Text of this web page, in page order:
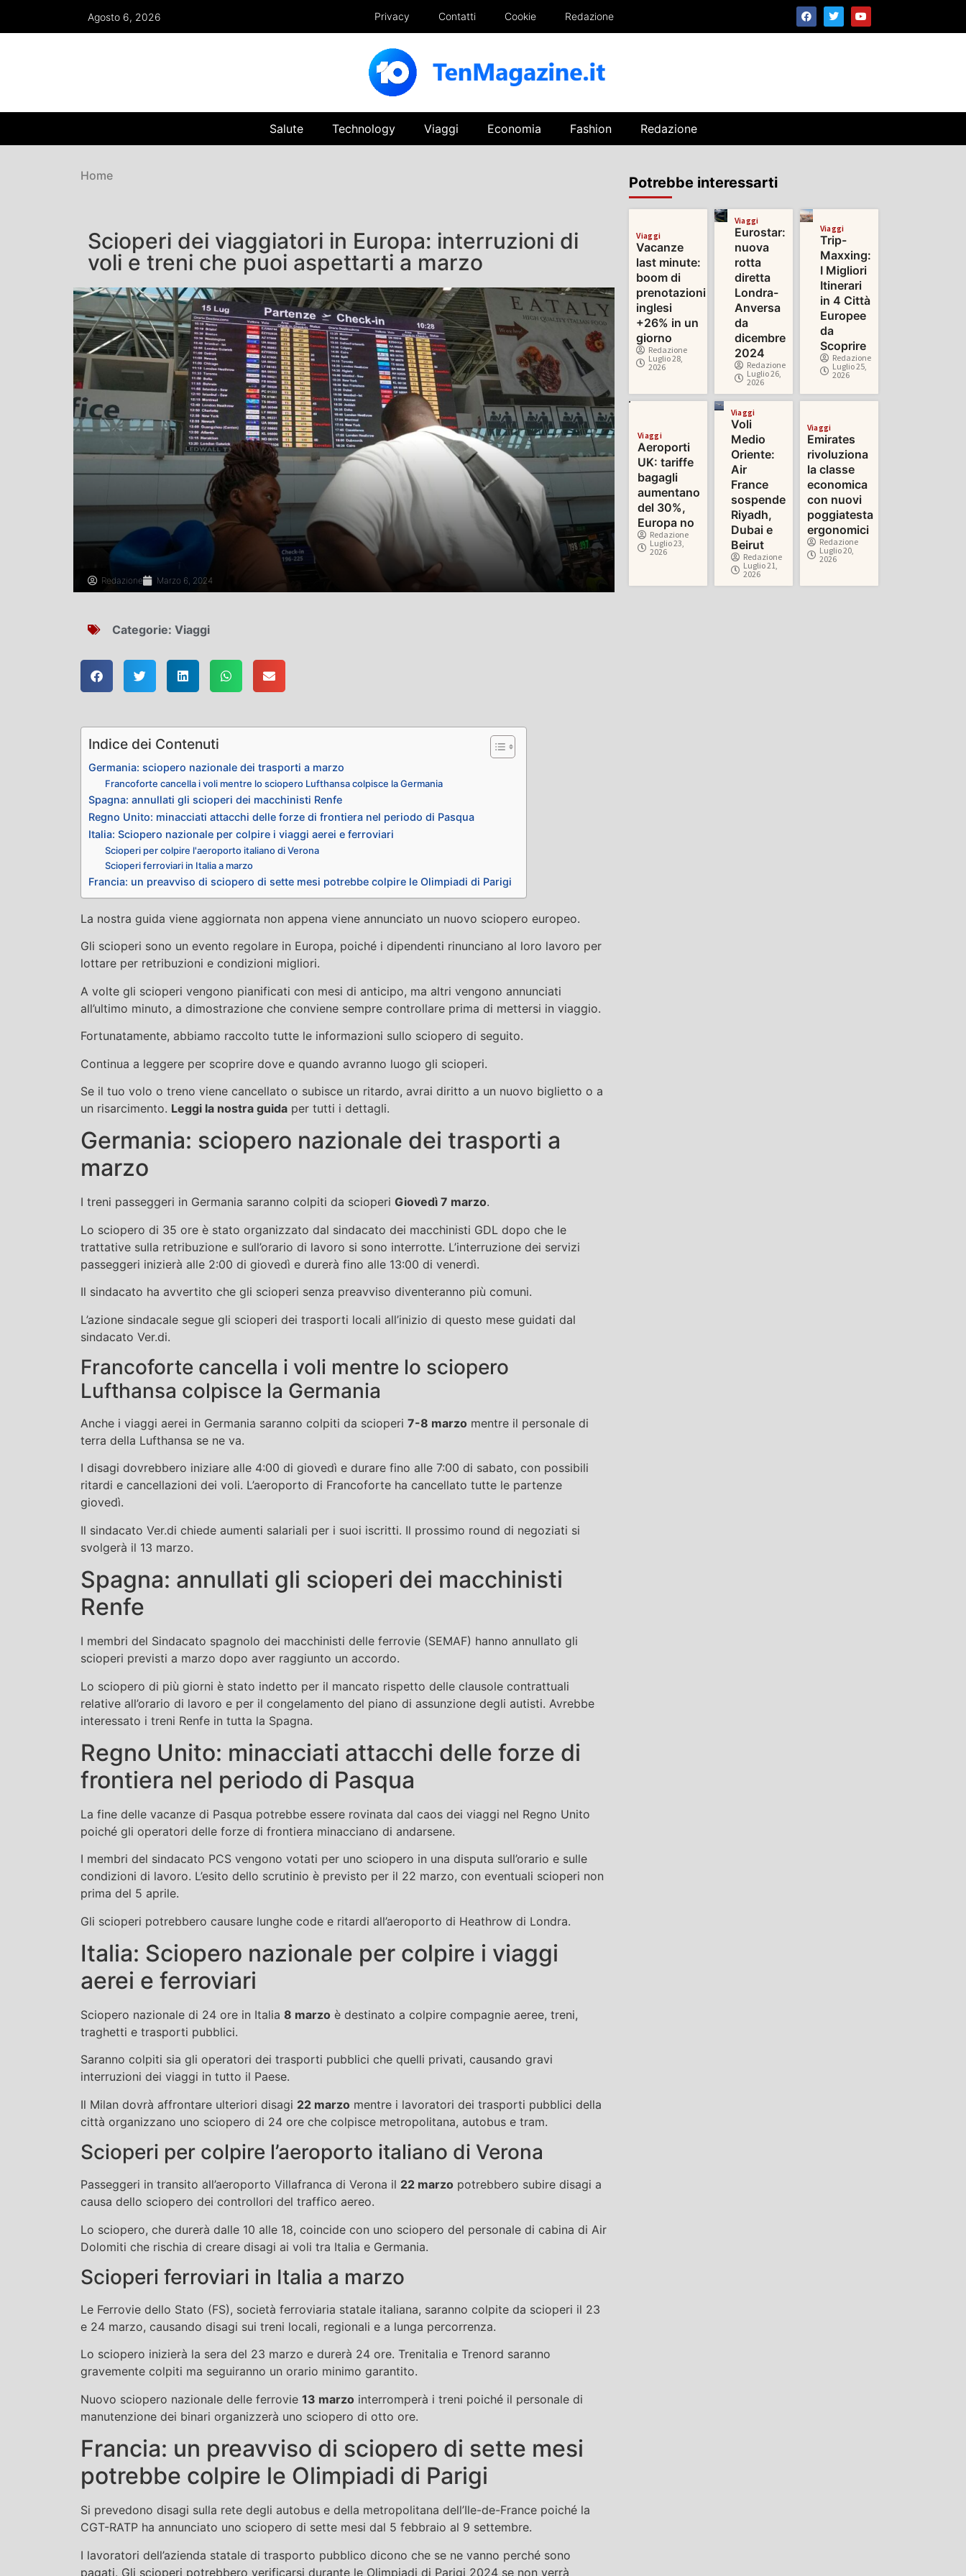
Agosto 6, 2026 Privacy Contatti Cookie Redazione
Salute Technology Viaggi Economia Fashion Redazione
Home
Scioperi dei viaggiatori in Europa: interruzioni di
voli e treni che puoi aspettarti a marzo
Redazione Marzo 6, 2024
Categorie: Viaggi
Indice dei Contenuti
Germania: sciopero nazionale dei trasporti a marzo
Francoforte cancella i voli mentre lo sciopero Lufthansa colpisce la Germania
Spagna: annullati gli scioperi dei macchinisti Renfe
Regno Unito: minacciati attacchi delle forze di frontiera nel periodo di Pasqua
Italia: Sciopero nazionale per colpire i viaggi aerei e ferroviari
Scioperi per colpire l'aeroporto italiano di Verona
Scioperi ferroviari in Italia a marzo
Francia: un preavviso di sciopero di sette mesi potrebbe colpire le Olimpiadi di Parigi
La nostra guida viene aggiornata non appena viene annunciato un nuovo sciopero europeo.
Gli scioperi sono un evento regolare in Europa, poiché i dipendenti rinunciano al loro lavoro per
lottare per retribuzioni e condizioni migliori.
A volte gli scioperi vengono pianificati con mesi di anticipo, ma altri vengono annunciati
all’ultimo minuto, a dimostrazione che conviene sempre controllare prima di mettersi in viaggio.
Fortunatamente, abbiamo raccolto tutte le informazioni sullo sciopero di seguito.
Continua a leggere per scoprire dove e quando avranno luogo gli scioperi.
Se il tuo volo o treno viene cancellato o subisce un ritardo, avrai diritto a un nuovo biglietto o a
un risarcimento. Leggi la nostra guida per tutti i dettagli.
Germania: sciopero nazionale dei trasporti a
marzo
I treni passeggeri in Germania saranno colpiti da scioperi Giovedì 7 marzo.
Lo sciopero di 35 ore è stato organizzato dal sindacato dei macchinisti GDL dopo che le
trattative sulla retribuzione e sull’orario di lavoro si sono interrotte. L’interruzione dei servizi
passeggeri inizierà alle 2:00 di giovedì e durerà fino alle 13:00 di venerdì.
Il sindacato ha avvertito che gli scioperi senza preavviso diventeranno più comuni.
L’azione sindacale segue gli scioperi dei trasporti locali all’inizio di questo mese guidati dal
sindacato Ver.di.
Francoforte cancella i voli mentre lo sciopero
Lufthansa colpisce la Germania
Anche i viaggi aerei in Germania saranno colpiti da scioperi 7-8 marzo mentre il personale di
terra della Lufthansa se ne va.
I disagi dovrebbero iniziare alle 4:00 di giovedì e durare fino alle 7:00 di sabato, con possibili
ritardi e cancellazioni dei voli. L’aeroporto di Francoforte ha cancellato tutte le partenze
giovedì.
Il sindacato Ver.di chiede aumenti salariali per i suoi iscritti. Il prossimo round di negoziati si
svolgerà il 13 marzo.
Spagna: annullati gli scioperi dei macchinisti
Renfe
I membri del Sindacato spagnolo dei macchinisti delle ferrovie (SEMAF) hanno annullato gli
scioperi previsti a marzo dopo aver raggiunto un accordo.
Lo sciopero di più giorni è stato indetto per il mancato rispetto delle clausole contrattuali
relative all’orario di lavoro e per il congelamento del piano di assunzione degli autisti. Avrebbe
interessato i treni Renfe in tutta la Spagna.
Regno Unito: minacciati attacchi delle forze di
frontiera nel periodo di Pasqua
La fine delle vacanze di Pasqua potrebbe essere rovinata dal caos dei viaggi nel Regno Unito
poiché gli operatori delle forze di frontiera minacciano di andarsene.
I membri del sindacato PCS vengono votati per uno sciopero in una disputa sull’orario e sulle
condizioni di lavoro. L’esito dello scrutinio è previsto per il 22 marzo, con eventuali scioperi non
prima del 5 aprile.
Gli scioperi potrebbero causare lunghe code e ritardi all’aeroporto di Heathrow di Londra.
Italia: Sciopero nazionale per colpire i viaggi
aerei e ferroviari
Sciopero nazionale di 24 ore in Italia 8 marzo è destinato a colpire compagnie aeree, treni,
traghetti e trasporti pubblici.
Saranno colpiti sia gli operatori dei trasporti pubblici che quelli privati, causando gravi
interruzioni dei viaggi in tutto il Paese.
Il Milan dovrà affrontare ulteriori disagi 22 marzo mentre i lavoratori dei trasporti pubblici della
città organizzano uno sciopero di 24 ore che colpisce metropolitana, autobus e tram.
Scioperi per colpire l’aeroporto italiano di Verona
Passeggeri in transito all’aeroporto Villafranca di Verona il 22 marzo potrebbero subire disagi a
causa dello sciopero dei controllori del traffico aereo.
Lo sciopero, che durerà dalle 10 alle 18, coincide con uno sciopero del personale di cabina di Air
Dolomiti che rischia di creare disagi ai voli tra Italia e Germania.
Scioperi ferroviari in Italia a marzo
Le Ferrovie dello Stato (FS), società ferroviaria statale italiana, saranno colpite da scioperi il 23
e 24 marzo, causando disagi sui treni locali, regionali e a lunga percorrenza.
Lo sciopero inizierà la sera del 23 marzo e durerà 24 ore. Trenitalia e Trenord saranno
gravemente colpiti ma seguiranno un orario minimo garantito.
Nuovo sciopero nazionale delle ferrovie 13 marzo interromperà i treni poiché il personale di
manutenzione dei binari organizzerà uno sciopero di otto ore.
Francia: un preavviso di sciopero di sette mesi
potrebbe colpire le Olimpiadi di Parigi
Si prevedono disagi sulla rete degli autobus e della metropolitana dell’Ile-de-France poiché la
CGT-RATP ha annunciato uno sciopero di sette mesi dal 5 febbraio al 9 settembre.
I lavoratori dell’azienda statale di trasporto pubblico dicono che se ne vanno perché sono
pagati. Gli scioperi potrebbero verificarsi durante le Olimpiadi di Parigi 2024 se non verrà
Potrebbe interessarti
Viaggi
Vacanze
last minute:
boom di
prenotazioni
inglesi
+26% in un
giorno
Redazione
Luglio 28,
2026
Viaggi
Eurostar:
nuova
rotta
diretta
Londra-
Anversa
da
dicembre
2024
Redazione
Luglio 26,
2026
Viaggi
Trip-
Maxxing:
I Migliori
Itinerari
in 4 Città
Europee
da
Scoprire
Redazione
Luglio 25,
2026
Viaggi
Aeroporti
UK: tariffe
bagagli
aumentano
del 30%,
Europa no
Redazione
Luglio 23,
2026
Viaggi
Voli
Medio
Oriente:
Air
France
sospende
Riyadh,
Dubai e
Beirut
Redazione
Luglio 21,
2026
Viaggi
Emirates
rivoluziona
la classe
economica
con nuovi
poggiatesta
ergonomici
Redazione
Luglio 20,
2026